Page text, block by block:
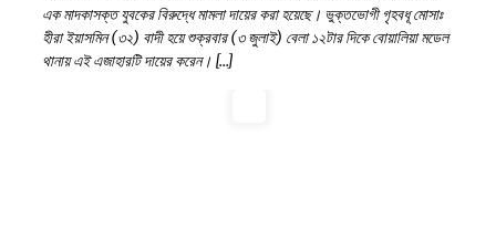
এক মাদকাসক্ত যুবকের বিরুদ্ধে মামলা দায়ের করা হয়েছে। ভুক্তভোগী গৃহবধূ মোসাঃ
হীরা ইয়াসমিন (৩২) বাদী হয়ে শুক্রবার (৩ জুলাই) বেলা ১২টার দিকে বোয়ালিয়া মডেল
থানায় এই এজাহারটি দায়ের করেন। […]